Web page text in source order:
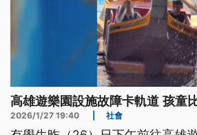
高雄遊樂園設施故障卡軌道 孩童
2026/1/27 19:40 社會